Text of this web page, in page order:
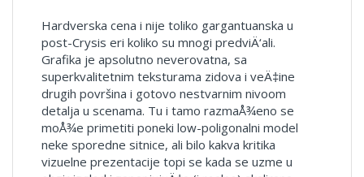
Hardverska cena i nije toliko gargantuanska u
post-Crysis eri koliko su mnogi predviÄ‘ali.
Grafika je apsolutno neverovatna, sa
superkvalitetnim teksturama zidova i veÄ‡ine
drugih površina i gotovo nestvarnim nivoom
detalja u scenama. Tu i tamo razmaÅ¾eno se
moÅ¾e primetiti poneki low-poligonalni model
neke sporedne sitnice, ali bilo kakva kritika
vizuelne prezentacije topi se kada se uzme u